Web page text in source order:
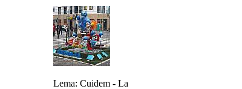
Lema: Cuidem - La